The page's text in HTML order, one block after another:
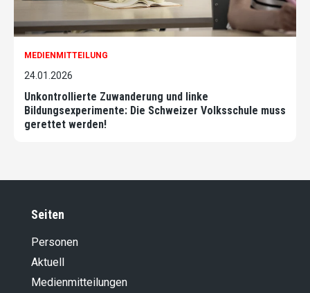
MEDIENMITTEILUNG
24.01.2026
Unkontrollierte Zuwanderung und linke
Bildungsexperimente: Die Schweizer Volksschule muss
gerettet werden!
Seiten
Personen
Aktuell
Medienmitteilungen